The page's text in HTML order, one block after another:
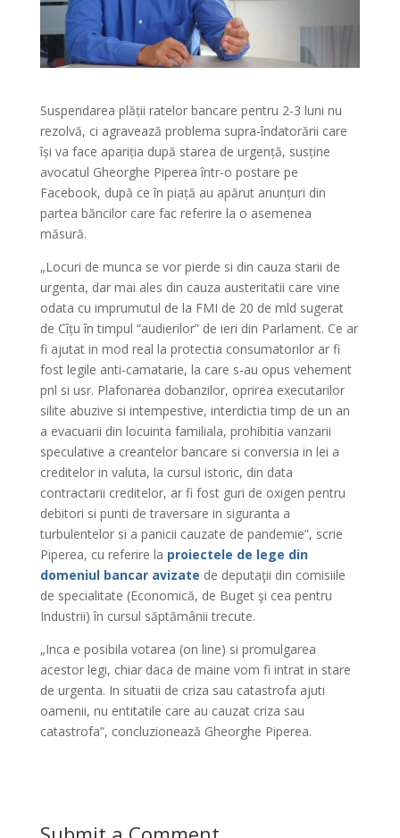
Suspendarea plății ratelor bancare pentru 2-3 luni nu
rezolvă, ci agravează problema supra-îndatorării care
își va face apariția după starea de urgență, susține
avocatul Gheorghe Piperea într-o postare pe
Facebook, după ce în piață au apărut anunțuri din
partea băncilor care fac referire la o asemenea
măsură.
„Locuri de munca se vor pierde si din cauza starii de
urgenta, dar mai ales din cauza austeritatii care vine
odata cu imprumutul de la FMI de 20 de mld sugerat
de Cîțu în timpul “audierilor” de ieri din Parlament. Ce ar
fi ajutat in mod real la protectia consumatorilor ar fi
fost legile anti-camatarie, la care s-au opus vehement
pnl si usr. Plafonarea dobanzilor, oprirea executarilor
silite abuzive si intempestive, interdictia timp de un an
a evacuarii din locuinta familiala, prohibitia vanzarii
speculative a creantelor bancare si conversia in lei a
creditelor in valuta, la cursul istoric, din data
contractarii creditelor, ar fi fost guri de oxigen pentru
debitori si punti de traversare in siguranta a
turbulentelor si a panicii cauzate de pandemie”, scrie
Piperea, cu referire la proiectele de lege din
domeniul bancar avizate de deputaţii din comisiile
de specialitate (Economică, de Buget şi cea pentru
Industrii) în cursul săptămânii trecute.
„Inca e posibila votarea (on line) si promulgarea
acestor legi, chiar daca de maine vom fi intrat in stare
de urgenta. In situatii de criza sau catastrofa ajuti
oamenii, nu entitatile care au cauzat criza sau
catastrofa”, concluzionează Gheorghe Piperea.